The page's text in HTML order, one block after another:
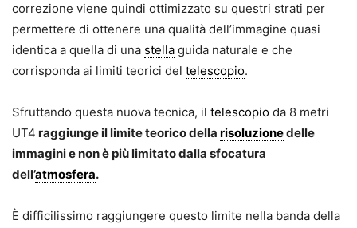
correzione viene quindi ottimizzato su questri strati per
permettere di ottenere una qualità dell’immagine quasi
identica a quella di una stella guida naturale e che
corrisponda ai limiti teorici del telescopio.
Sfruttando questa nuova tecnica, il telescopio da 8 metri
UT4 raggiunge il limite teorico della risoluzionedelle
immagini e non è più limitato dalla sfocatura
dell’atmosfera.
È difficilissimo raggiungere questo limite nella banda della